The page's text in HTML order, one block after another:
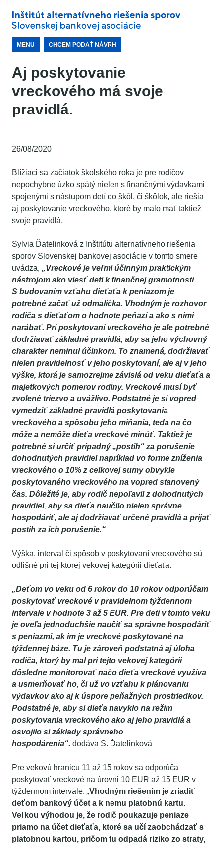
MENU CHCEM PODAŤ NÁVRH
Aj poskytovanie
vreckového má svoje
pravidlá.
26/08/2020
Blížiaci sa začiatok školského roka je pre rodičov
nepochybne úzko spätý nielen s finančnými výdavkami
spojenými s nástupom detí do škôl, či škôlok, ale riešia
aj poskytovanie vreckového, ktoré by malo mať taktiež
svoje pravidlá.
Sylvia Ďatelinková z Inštitútu alternatívneho riešenia
sporov Slovenskej bankovej asociácie v tomto smere
uvádza, „Vreckové je veľmi účinným praktickým
nástrojom ako viesť deti k finančnej gramotnosti.
S budovaním vzťahu dieťaťa k peniazom je
potrebné začať už odmalička. Vhodným je rozhovor
rodiča s dieťaťom o hodnote peňazí a ako s nimi
narábať. Pri poskytovaní vreckového je ale potrebné
dodržiavať základné pravidlá, aby sa jeho výchovný
charakter neminul účinkom. To znamená, dodržiavať
nielen pravidelnosť v jeho poskytovaní, ale aj v jeho
výške, ktorá je samozrejme závislá od veku dieťaťa a
majetkových pomerov rodiny. Vreckové musí byť
zvolené triezvo a uvážlivo. Podstatné je si vopred
vymedziť základné pravidlá poskytovania
vreckového a spôsobu jeho míňania, teda na čo
môže a nemôže dieťa vreckové minúť. Taktiež je
potrebné si určiť prípadný „postih“ za porušenie
dohodnutých pravidiel napríklad vo forme zníženia
vreckového o 10% z celkovej sumy obvykle
poskytovaného vreckového na vopred stanovený
čas. Dôležité je, aby rodič nepoľavil z dohodnutých
pravidiel, aby sa dieťa naučilo nielen správne
hospodáriť, ale aj dodržiavať určené pravidlá a prijať
postih za ich porušenie.“
Výška, interval či spôsob v poskytovaní vreckového sú
odlišné pri tej ktorej vekovej kategórii dieťaťa.
„Deťom vo veku od 6 rokov do 10 rokov odporúčam
poskytovať vreckové v pravidelnom týždennom
intervale v hodnote 3 až 5 EUR. Pre deti v tomto veku
je oveľa jednoduchšie naučiť sa správne hospodáriť
s peniazmi, ak im je vreckové poskytované na
týždennej báze. Tu je zároveň podstatná aj úloha
rodiča, ktorý by mal pri tejto vekovej kategórii
dôsledne monitorovať načo dieťa vreckové využíva
a usmerňovať ho, či už vo vzťahu k plánovaniu
výdavkov ako aj k úspore peňažných prostriedkov.
Podstatné je, aby si dieťa navyklo na režim
poskytovania vreckového ako aj jeho pravidlá a
osvojilo si základy správneho
hospodárenia“. dodáva S. Ďatelinková
Pre vekovú hranicu 11 až 15 rokov sa odporúča
poskytovať vreckové na úrovni 10 EUR až 15 EUR v
týždennom intervale. „Vhodným riešením je zriadiť
deťom bankový účet a k nemu platobnú kartu.
Veľkou výhodou je, že rodič poukazuje peniaze
priamo na účet dieťaťa, ktoré sa učí zaobchádzať s
platobnou kartou, pričom tu odpadá riziko zo straty,